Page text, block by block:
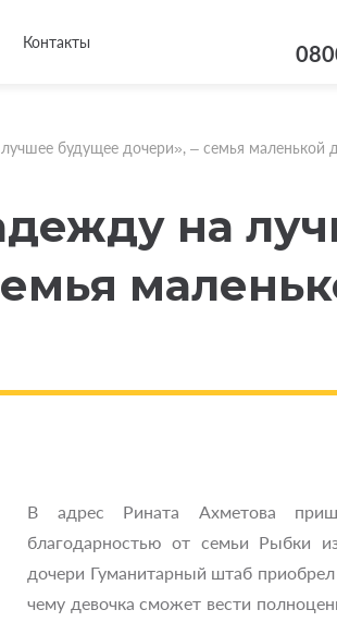
Контакты
будущее дочери», – семья маленькой
на
В адрес Рината Ахметова
благодарностью от семьи Рыбки
дочери Гуманитарный штаб
чему девочка сможет вести